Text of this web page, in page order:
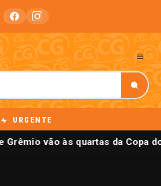
URGENTE
vão às quartas da Copa